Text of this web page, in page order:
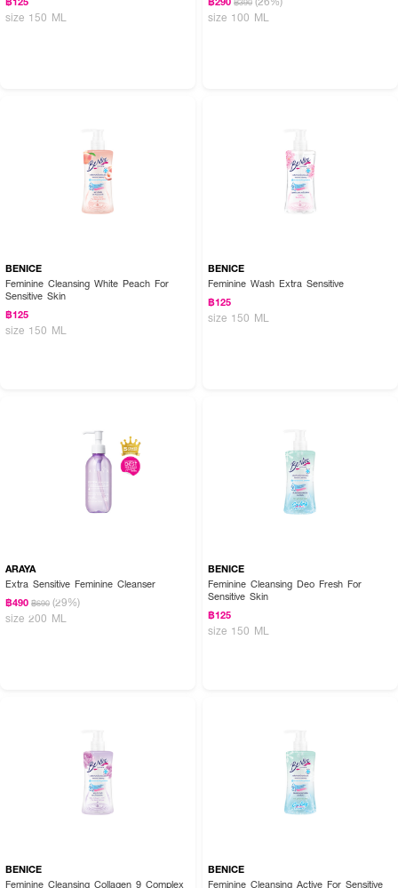
size 150 ML
size 100 ML
BENICE
Feminine Cleansing White Peach For
Sensitive Skin
฿125
size 150 ML
BENICE
Feminine Wash Extra Sensitive
฿125
size 150 ML
ARAYA
Extra Sensitive Feminine Cleanser
฿490 ฿690 (29%)
size 200 ML
BENICE
Feminine Cleansing Deo Fresh For
Sensitive Skin
฿125
size 150 ML
BENICE
Feminine Cleansing Collagen 9 Complex
BENICE
Feminine Cleansing Active For Sensitive